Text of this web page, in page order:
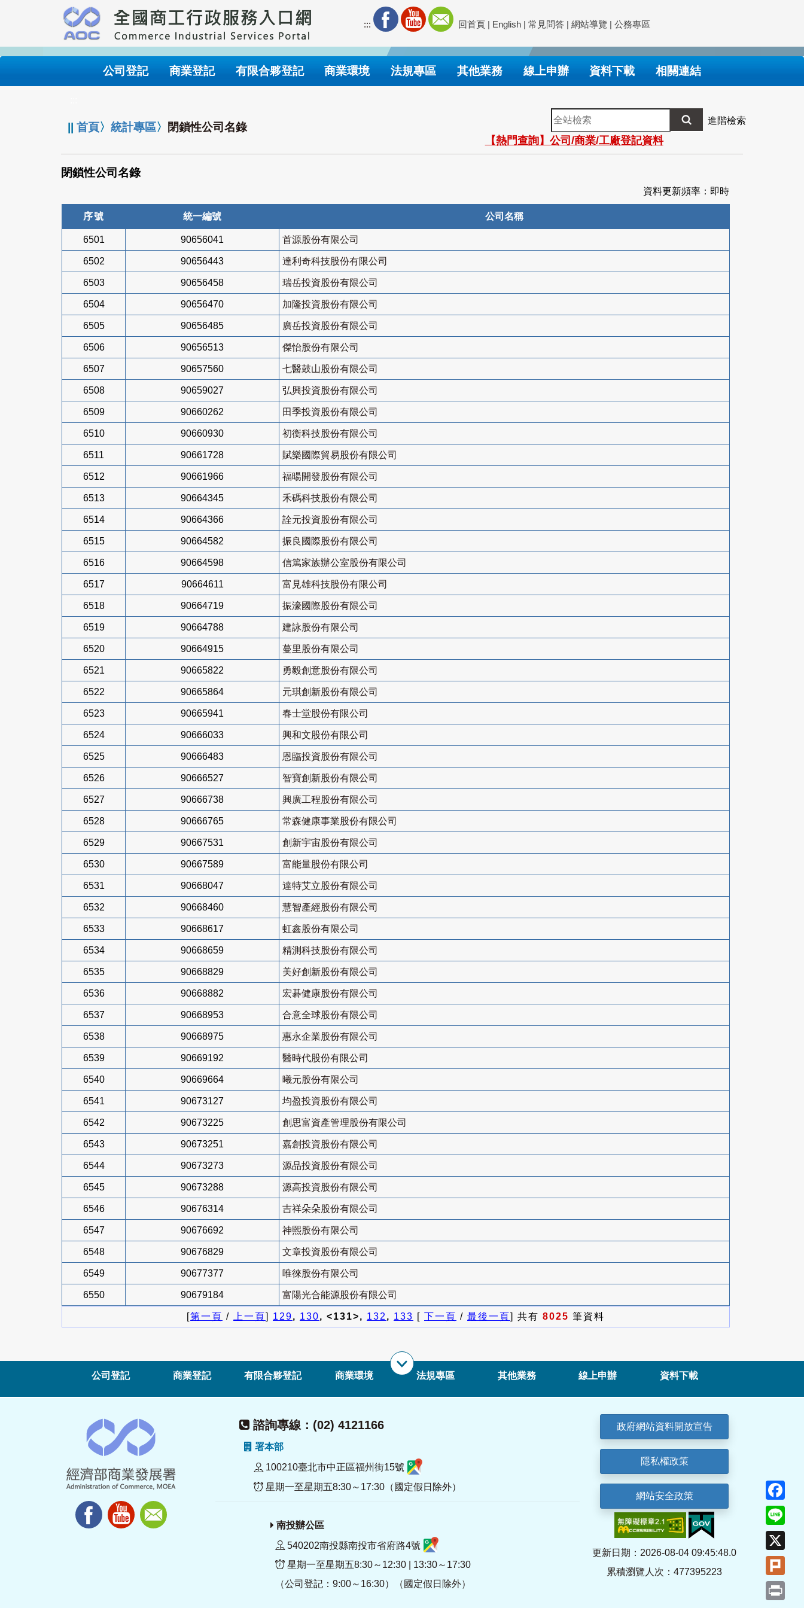
要
內
::: 回首頁 | English | 常見問答 | 網站導覽 | 公務專區
公司登記 商業登記 有限合夥登記 商業環境 法規專區 其他業務 線上申辦 資料下載 相關連結
||首頁〉統計專區〉 閉鎖性公司名錄
全
站
檢
索
進階檢索
【熱門查詢】公司/商業/工廠登記資料
閉鎖性公司名錄
資料更新頻率：即時
序號 統一編號 公司名稱
6501 90656041 首源股份有限公司
6502 90656443 達利奇科技股份有限公司
6503 90656458 瑞岳投資股份有限公司
6504 90656470 加隆投資股份有限公司
6505 90656485 廣岳投資股份有限公司
6506 90656513 傑怡股份有限公司
6507 90657560 七醫鼓山股份有限公司
6508 90659027 弘興投資股份有限公司
6509 90660262 田季投資股份有限公司
6510 90660930 初衡科技股份有限公司
6511 90661728 賦樂國際貿易股份有限公司
6512 90661966 福暘開發股份有限公司
6513 90664345 禾碼科技股份有限公司
6514 90664366 詮元投資股份有限公司
6515 90664582 振良國際股份有限公司
6516 90664598 信篤家族辦公室股份有限公司
6517 90664611 富見雄科技股份有限公司
6518 90664719 振濠國際股份有限公司
6519 90664788 建詠股份有限公司
6520 90664915 蔓里股份有限公司
6521 90665822 勇毅創意股份有限公司
6522 90665864 元琪創新股份有限公司
6523 90665941 春士堂股份有限公司
6524 90666033 興和文股份有限公司
6525 90666483 恩臨投資股份有限公司
6526 90666527 智寶創新股份有限公司
6527 90666738 興廣工程股份有限公司
6528 90666765 常森健康事業股份有限公司
6529 90667531 創新宇宙股份有限公司
6530 90667589 富能量股份有限公司
6531 90668047 達特艾立股份有限公司
6532 90668460 慧智產經股份有限公司
6533 90668617 虹鑫股份有限公司
6534 90668659 精測科技股份有限公司
6535 90668829 美好創新股份有限公司
6536 90668882 宏碁健康股份有限公司
6537 90668953 合意全球股份有限公司
6538 90668975 惠永企業股份有限公司
6539 90669192 醫時代股份有限公司
6540 90669664 曦元股份有限公司
6541 90673127 均盈投資股份有限公司
6542 90673225 創思富資產管理股份有限公司
6543 90673251 嘉創投資股份有限公司
6544 90673273 源品投資股份有限公司
6545 90673288 源高投資股份有限公司
6546 90676314 吉祥朵朵股份有限公司
6547 90676692 神熙股份有限公司
6548 90676829 文章投資股份有限公司
6549 90677377 唯徠股份有限公司
6550 90679184 富陽光合能源股份有限公司
[第一頁 / 上一頁] 129, 130, <131>, 132, 133 [ 下一頁 / 最後一頁] 共有 8025 筆資料
公司登記 商業登記 有限合夥登記 商業環境 法規專區 其他業務 線上申辦 資料下載
諮詢專線：(02) 4121166
署本部
100210臺北市中正區福州街15號
星期一至星期五8:30～17:30（國定假日除外）
南投辦公區
540202南投縣南投市省府路4號
星期一至星期五8:30～12:30 | 13:30～17:30
（公司登記：9:00～16:30）（國定假日除外）
政府網站資料開放宣告
隱私權政策
網站安全政策
更新日期：2026-08-04 09:45:48.0
累積瀏覽人次：477395223